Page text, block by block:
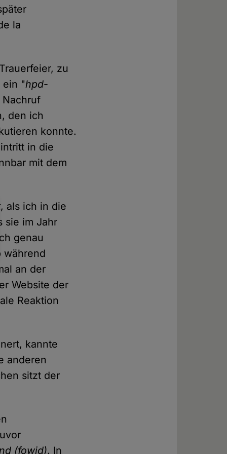
la
zu
ein "hpd-
den ich
konnte.
in die
mit dem
, als ich in die
sie im Jahr
genau
während
an der
Website der
Reaktion
kannte
anderen
sitzt der
(fowid). In